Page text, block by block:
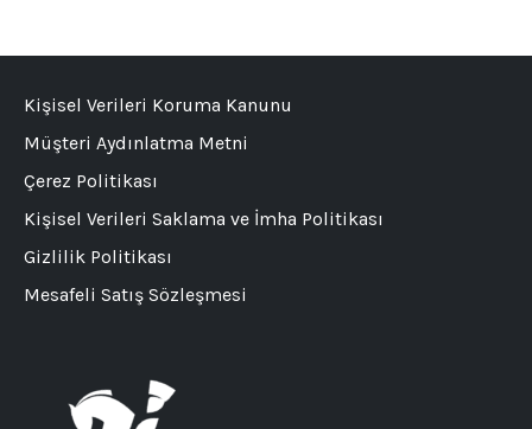
Kişisel Verileri Koruma Kanunu
Müşteri Aydınlatma Metni
Çerez Politikası
Kişisel Verileri Saklama ve İmha Politikası
Gizlilik Politikası
Mesafeli Satış Sözleşmesi